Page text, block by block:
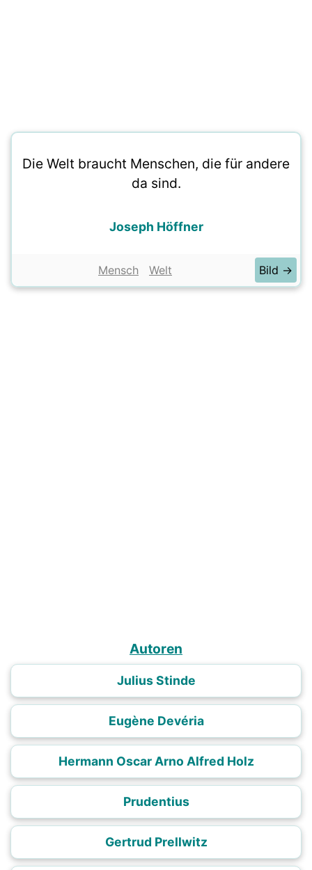
Die Welt braucht Menschen, die für andere
da sind.
Joseph Höffner
Mensch Welt Bild →
Autoren
Julius Stinde
Eugène Devéria
Hermann Oscar Arno Alfred Holz
Prudentius
Gertrud Prellwitz